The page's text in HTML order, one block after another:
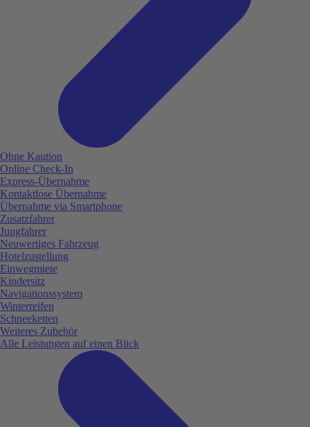
Ohne Kaution
Online Check-In
Express-Übernahme
Kontaktlose Übernahme
Übernahme via Smartphone
Zusatzfahrer
Jungfahrer
Neuwertiges Fahrzeug
Hotelzustellung
Einwegmiete
Kindersitz
Navigationssystem
Winterreifen
Schneeketten
Weiteres Zubehör
Alle Leistungen auf einen Blick